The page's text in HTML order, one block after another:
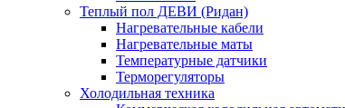
Теплый пол ДЕВИ (Ридан)
Нагревательные кабели
Нагревательные маты
Температурные датчики
Терморегуляторы
Холодильная техника